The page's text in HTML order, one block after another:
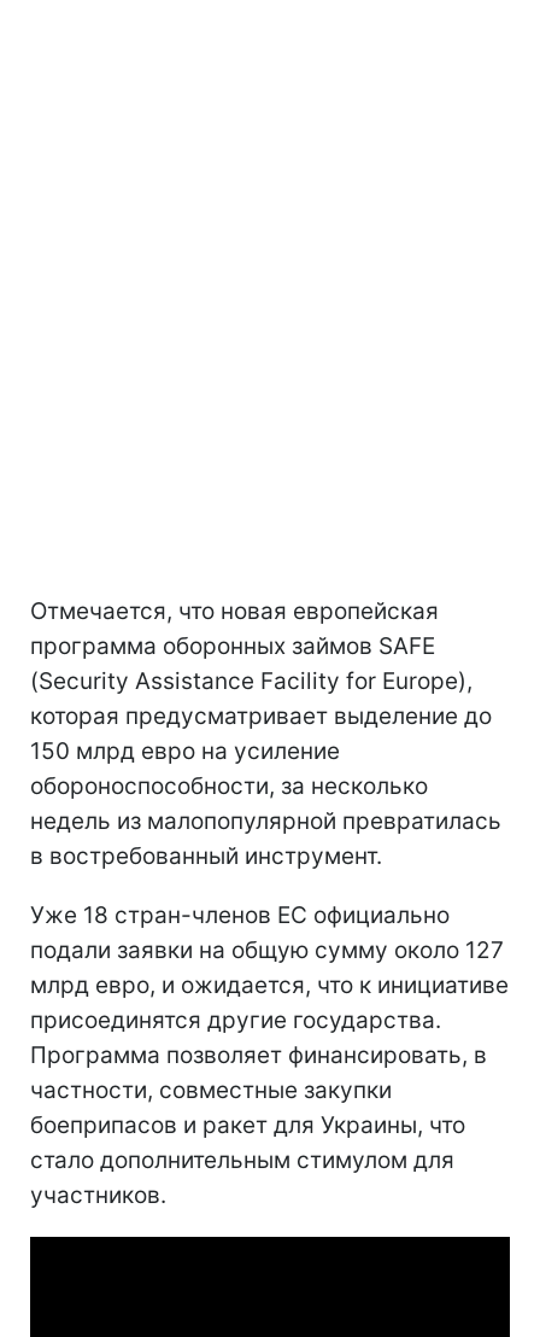
Отмечается, что новая европейская
программа оборонных займов SAFE
(Security Assistance Facility for Europe),
которая предусматривает выделение до
150 млрд евро на усиление
обороноспособности, за несколько
недель из малопопулярной превратилась
в востребованный инструмент.
Уже 18 стран-членов ЕС официально
подали заявки на общую сумму около 127
млрд евро, и ожидается, что к инициативе
присоединятся другие государства.
Программа позволяет финансировать, в
частности, совместные закупки
боеприпасов и ракет для Украины, что
стало дополнительным стимулом для
участников.